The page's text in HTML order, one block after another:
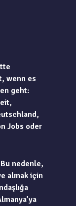
wenn es
geht:
Jobs oder
Bu nedenle,
almak için